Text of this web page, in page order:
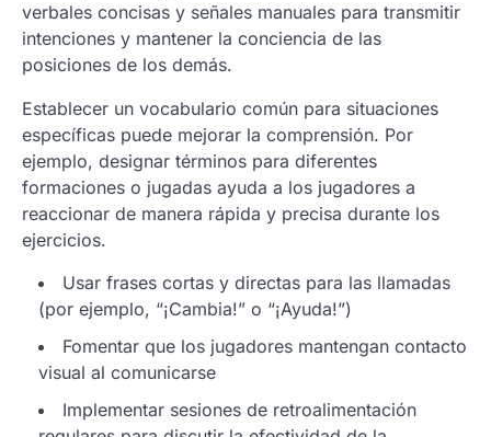
verbales concisas y señales manuales para transmitir
intenciones y mantener la conciencia de las
posiciones de los demás.
Establecer un vocabulario común para situaciones
específicas puede mejorar la comprensión. Por
ejemplo, designar términos para diferentes
formaciones o jugadas ayuda a los jugadores a
reaccionar de manera rápida y precisa durante los
ejercicios.
Usar frases cortas y directas para las llamadas
(por ejemplo, “¡Cambia!” o “¡Ayuda!”)
Fomentar que los jugadores mantengan contacto
visual al comunicarse
Implementar sesiones de retroalimentación